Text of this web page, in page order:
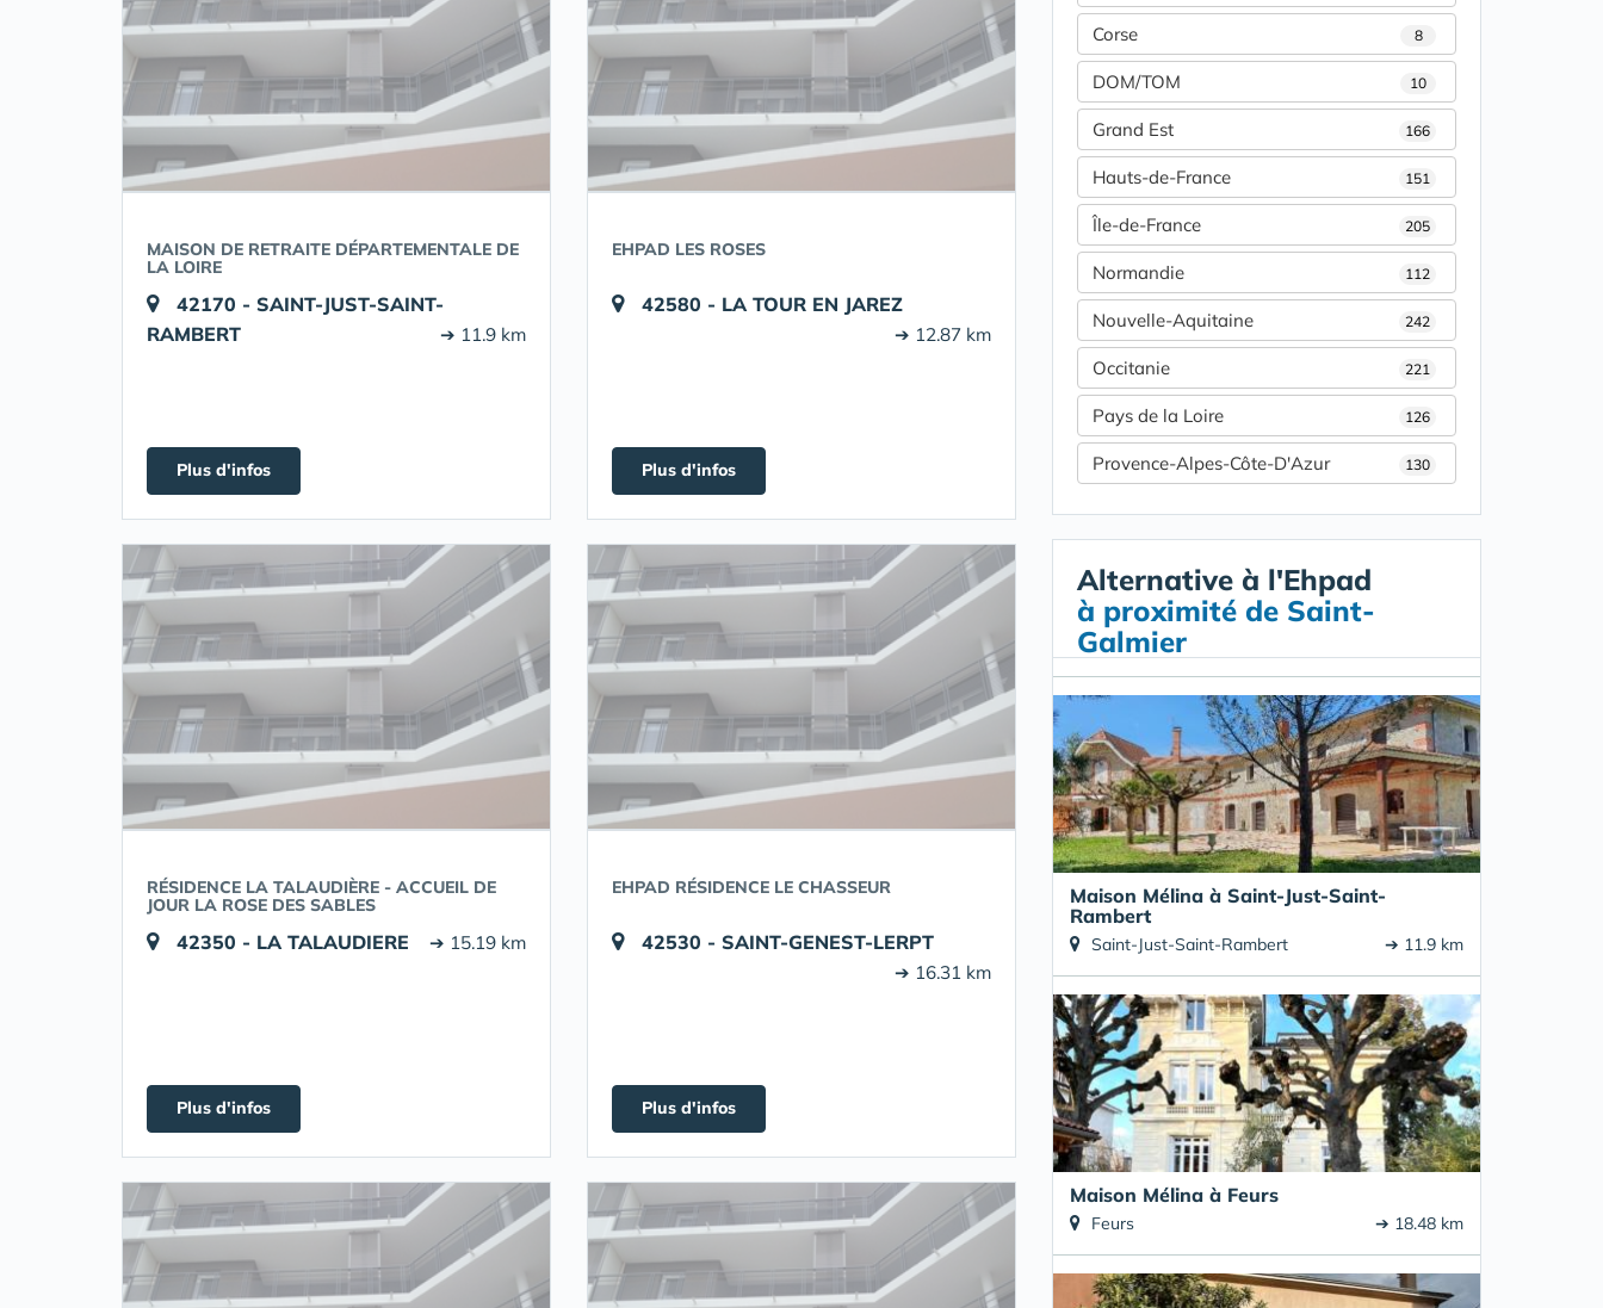
MAISON DE RETRAITE DÉPARTEMENTALE DE
LA LOIRE
42170 - SAINT-JUST-SAINT-
RAMBERT
➔ 11.9 km
Plus d'infos
EHPAD LES ROSES
42580 - LA TOUR EN JAREZ
➔ 12.87 km
Plus d'infos
RÉSIDENCE LA TALAUDIÈRE - ACCUEIL DE
JOUR LA ROSE DES SABLES
42350 - LA TALAUDIERE ➔ 15.19 km
Plus d'infos
EHPAD RÉSIDENCE LE CHASSEUR
42530 - SAINT-GENEST-LERPT
➔ 16.31 km
Plus d'infos
Corse 8
DOM/TOM 10
Grand Est 166
Hauts-de-France 151
Île-de-France 205
Normandie 112
Nouvelle-Aquitaine 242
Occitanie 221
Pays de la Loire 126
Provence-Alpes-Côte-D'Azur 130
Alternative à l'Ehpad
à proximité de Saint-
Galmier
Maison Mélina à Saint-Just-Saint-
Rambert
Saint-Just-Saint-Rambert ➔ 11.9 km
Maison Mélina à Feurs
Feurs ➔ 18.48 km